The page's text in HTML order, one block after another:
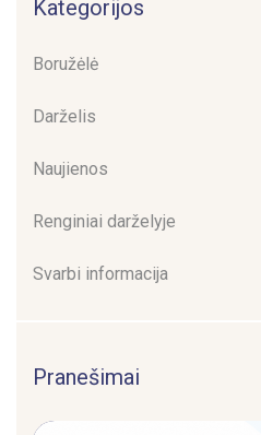
Kategorijos
Boružėlė
Darželis
Naujienos
Renginiai darželyje
Svarbi informacija
Pranešimai